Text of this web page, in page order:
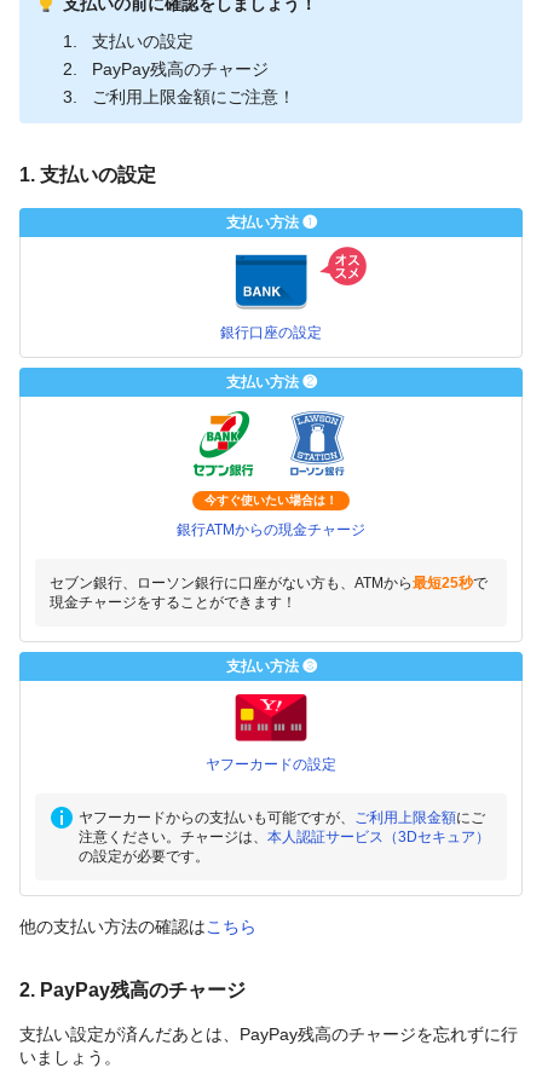
支払いの設定
PayPay残高のチャージ
ご利用上限金額にご注意！
1. 支払いの設定
支払い方法 ❶
銀行口座の設定
支払い方法 ❷
今すぐ使いたい場合は！
銀行ATMからの現金チャージ
セブン銀行、ローソン銀行に口座がない方も、ATMから最短25秒で
現金チャージをすることができます！
支払い方法 ❸
ヤフーカードの設定
ヤフーカードからの支払いも可能ですが、 ご利用上限金額にご
注意ください。チャージは、 本人認証サービス（3Dセキュア）
の設定が必要です。
他の支払い方法の確認はこちら
2. PayPay残高のチャージ
支払い設定が済んだあとは、PayPay残高のチャージを忘れずに行
いましょう。